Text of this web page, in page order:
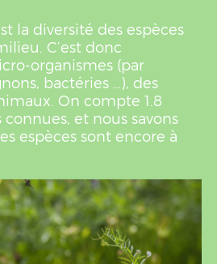
la diversité des espèces
C’est donc
organismes (par
bactéries …), des
On compte 1.8
connues, et nous savons
espèces sont encore à